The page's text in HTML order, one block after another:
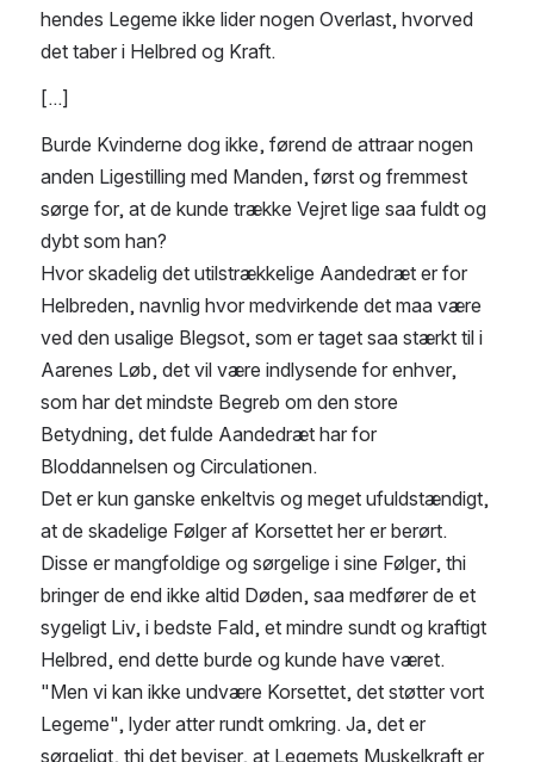
hendes Legeme ikke lider nogen Overlast, hvorved
det taber i Helbred og Kraft.
[...]
Burde Kvinderne dog ikke, førend de attraar nogen
anden Ligestilling med Manden, først og fremmest
sørge for, at de kunde trække Vejret lige saa fuldt og
dybt som han?
Hvor skadelig det utilstrækkelige Aandedræt er for
Helbreden, navnlig hvor medvirkende det maa være
ved den usalige Blegsot, som er taget saa stærkt til i
Aarenes Løb, det vil være indlysende for enhver,
som har det mindste Begreb om den store
Betydning, det fulde Aandedræt har for
Bloddannelsen og Circulationen.
Det er kun ganske enkeltvis og meget ufuldstændigt,
at de skadelige Følger af Korsettet her er berørt.
Disse er mangfoldige og sørgelige i sine Følger, thi
bringer de end ikke altid Døden, saa medfører de et
sygeligt Liv, i bedste Fald, et mindre sundt og kraftigt
Helbred, end dette burde og kunde have været.
"Men vi kan ikke undvære Korsettet, det støtter vort
Legeme", lyder atter rundt omkring. Ja, det er
sørgeligt, thi det beviser, at Legemets Muskelkraft er